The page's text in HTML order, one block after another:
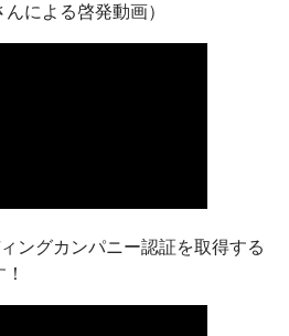
による啓発動画）
ングカンパニー認証を取得する